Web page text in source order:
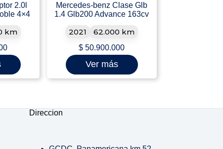
2.0l
4×4
km
Mercedes-benz Clase Glb
1.4 Glb200 Advance 163cv
2021 62.000 km
$ 50.900.000
Ver más
Direccion